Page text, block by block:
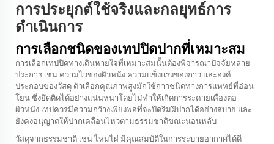
การประยุกต์ใช้จริงและกลยุทธ์การ
ดำเนินการ
การเลือกชนิดของเทปปิดปากที่เหมาะสม
การเลือกเทปปิดทางเดินหายใจที่เหมาะสมนั้นต้องพิจารณาปัจจัยหลาย
ประการ เช่น ความไวของผิวหนัง ความแข็งแรงของกาว และองค์
ประกอบของวัสดุ ตัวเลือกคุณภาพสูงมักใช้กาวชนิดทางการแพทย์ที่อ่อน
โยน ซึ่งยึดติดได้อย่างแน่นหนาโดยไม่ทำให้เกิดการระคายเคืองต่อ
ผิวหนัง เทปควรมีความกว้างเพียงพอที่จะปิดริมฝีปากได้อย่างสบาย และ
ยังคงอนุญาตให้ปากเคลื่อนไหวตามธรรมชาติขณะนอนหลับ
วัสดุจากธรรมชาติ เช่น ไหมไผ่ มีคุณสมบัติในการระบายอากาศได้ดี